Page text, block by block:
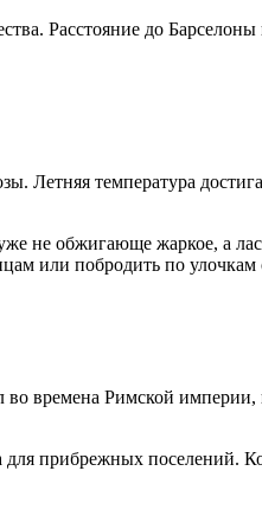
Расстояние до
Летняя температура
не обжигающе жаркое, а
или побродить по улочкам
во времена Римской
для прибрежных поселений.